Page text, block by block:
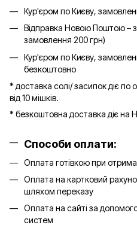
Кур'єром по Києву,
Відправка Новою Поштою –
замовлення 200 грн)
Кур'єром по Києву,
безкоштовно
* доставка солі/ засипок діє
від 10 мішків.
* безкоштовна доставка діє на
Способи оплати:
Оплата готівкою при
Оплата на картковий
шляхом переказу
Оплата на сайті за
систем